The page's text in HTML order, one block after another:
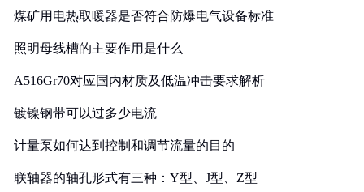
煤矿用电热取暖器是否符合防爆电气设备标准
照明母线槽的主要作用是什么
A516Gr70对应国内材质及低温冲击要求解析
镀镍钢带可以过多少电流
计量泵如何达到控制和调节流量的目的
联轴器的轴孔形式有三种：Y型、J型、Z型